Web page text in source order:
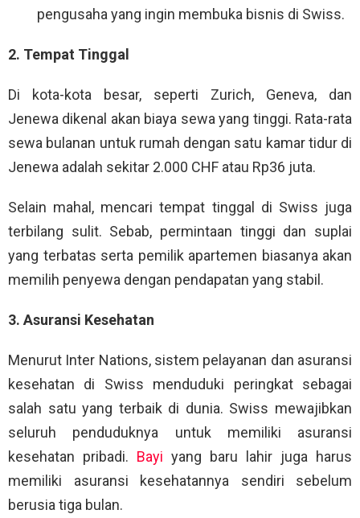
pengusaha yang ingin membuka bisnis di Swiss.
2. Tempat Tinggal
Di kota-kota besar, seperti Zurich, Geneva, dan
Jenewa dikenal akan biaya sewa yang tinggi. Rata-rata
sewa bulanan untuk rumah dengan satu kamar tidur di
Jenewa adalah sekitar 2.000 CHF atau Rp36 juta.
Selain mahal, mencari tempat tinggal di Swiss juga
terbilang sulit. Sebab, permintaan tinggi dan suplai
yang terbatas serta pemilik apartemen biasanya akan
memilih penyewa dengan pendapatan yang stabil.
3. Asuransi Kesehatan
Menurut Inter Nations, sistem pelayanan dan asuransi
kesehatan di Swiss menduduki peringkat sebagai
salah satu yang terbaik di dunia. Swiss mewajibkan
seluruh penduduknya untuk memiliki asuransi
kesehatan pribadi. Bayi yang baru lahir juga harus
memiliki asuransi kesehatannya sendiri sebelum
berusia tiga bulan.